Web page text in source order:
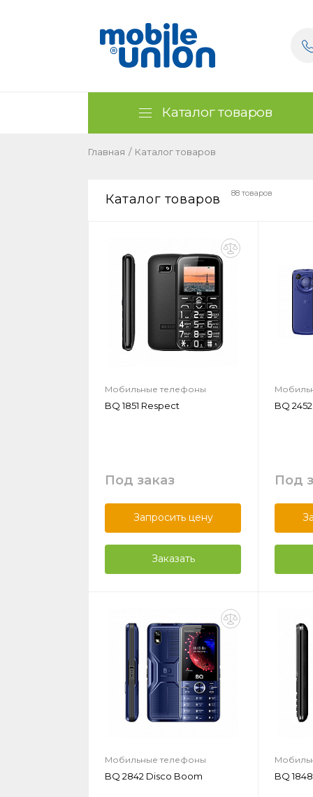
Каталог товаров
Главная / Каталог товаров
Каталог товаров 88 товаров
Мобильные телефоны
BQ 1851 Respect
Под заказ
Запросить цену
Заказать
BQ
Под
Мобильные телефоны
BQ 2842 Disco Boom BQ